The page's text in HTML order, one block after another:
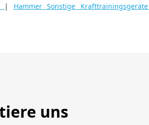
| Hammer Sonstige Krafttrainingsgeräte
uns